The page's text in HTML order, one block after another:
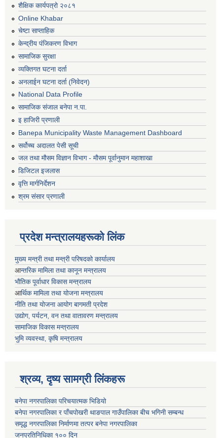
शैक्षिक कार्यपत्रो २०८१
Online Khabar
चेष्टा साप्ताहिक
केन्द्रीय पंजिकरण विभाग
सामाजिक सुरक्षा
व्यक्तिगत घटना दर्ता
अनलाईन घटना दर्ता (निवेदन)
National Data Profile
सामाजिक संजाल बनेपा न.पा.
इ हाजिरी प्रणाली
Banepa Municipality Waste Management Dashboard
सर्वोच्च अदालत पेसी सूची
जल तथा मौसम विज्ञान विभाग - मौसम पूर्वानुमान महाशाखा
डिजिटल इजलास
वृत्ति मार्गनिर्देशन
श्रम संसार प्रणाली
प्रदेश मन्त्रालयहरूको लिंक
मुख्य मन्त्री तथा मन्त्री परिषदको कार्यालय
आन्तरिक मामिला तथा कानून मन्त्रालय
भाैतिक पूर्वाधार विकास मन्त्रालय
आर्थिक मामिला तथा योजना मन्त्रालय
नीति तथा योजना आयोग बागमती प्रदेश
उद्योग, पर्यटन, वन तथा वातावरण मन्त्रालय
सामाजिक विकास मन्त्रालय
भुमि व्यवस्था, कृषि मन्त्रालय
श्रव्य, दृष्य सामग्री लिंकहरू
बनेपा नगरपालिका परिचयात्मक भिडियो
बनेपा नगरपालिका र पाँचपोखरी थाङपाल गाउँपालिका बीच भगिनी सम्बन्ध
समृद्ध नगरपालिका निर्माणमा तत्पर बनेपा नगरपालिका
जनप्रतिनिधिका १०० दिन